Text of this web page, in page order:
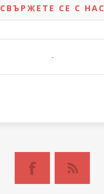
СВЪРЖЕТЕ СЕ С НАС
-